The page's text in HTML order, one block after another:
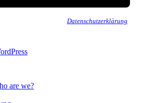
Datenschutzerklärung
are we?